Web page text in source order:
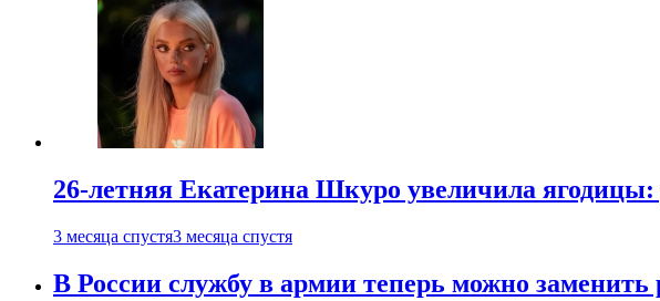
26-летняя Екатерина Шкуро увеличила ягодицы:
3 месяца спустя3 месяца спустя
В России службу в армии теперь можно заменить